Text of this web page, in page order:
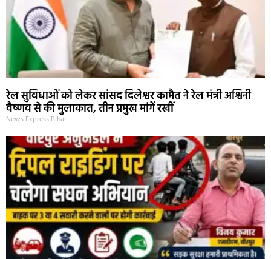
रेल सुविधाओं को लेकर सांसद दिलेश्वर कामैत ने रेल मंत्री अश्विनी
वैष्णव से की मुलाकात, तीन प्रमुख मांगें रखीं
News Express Bihar